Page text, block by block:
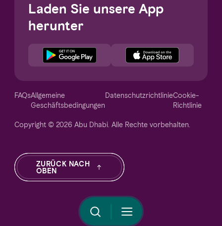
Laden Sie unsere App
herunter
FAQsAllgemeine
Geschäftsbedingungen
DatenschutzrichtlinieCookie-
Richtlinie
Copyright © 2026 Abu Dhabi. Alle Rechte vorbehalten.
ZURÜCK NACH
OBEN
Your Privacy Choices
Notice at collection